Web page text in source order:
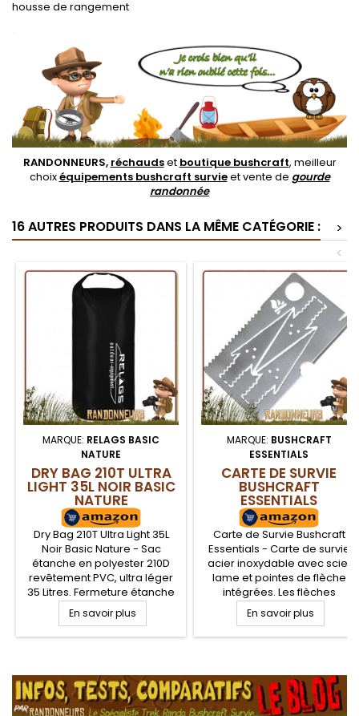
housse de rangement
.
RANDONNEURS, réchaudset boutique bushcraft, meilleur
choixéquipements bushcraft survieet vente de gourde
randonnée
16 AUTRES PRODUITS DANS LA MÊME CATÉGORIE :
>
<
MARQUE: RELAGS BASIC
NATURE
DRY BAG 210T ULTRA
LIGHT 35L NOIR BASIC
NATURE
Dry Bag 210T Ultra Light 35L
Noir Basic Nature - Sac
étanche en polyester 210D
revêtement PVC, ultra léger
35 Litres. Fermeture étanche
par enroulage du haut du sac
et clip de fixation. Sac
étanche pour le transport et
expédition et sport nautique.
Toile ripstop difficilement
déchirable.
En savoir plus
MARQUE: BUSHCRAFT
ESSENTIALS
CARTE DE SURVIE
BUSHCRAFT
ESSENTIALS
Carte de Survie Bushcraft
Essentials - Carte de survie
acier inoxydable avec scie,
lame et pointes de flèche
intégrées. Les flèches
peuvent être détachées pour
un besoin urgent de pêcher
ou de chasser. Une ébauche
bordure de la carte de survie
tout inox
En savoir plus